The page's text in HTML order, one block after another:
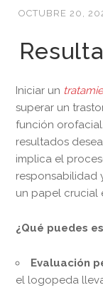
OCTUBRE 20,
Iniciar un
superar un
función
resultados
implica el
responsabilidad
un papel crucial
¿Qué puedes
Evaluación
el logopeda